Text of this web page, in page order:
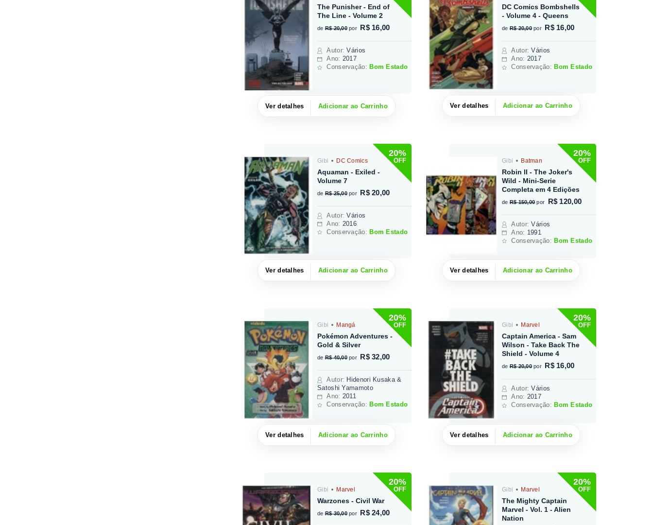
The Punisher - End of
The Line - Volume 2
de R$ 20,00 por R$ 16,00
Autor:Vários
Ano: 2017
Conservação: Bom Estado
Ver detalhes Adicionar ao Carrinho
DC Comics Bombshells
- Volume 4 - Queens
de R$ 20,00 por R$ 16,00
Autor:Vários
Ano: 2017
Conservação: Bom Estado
Ver detalhes Adicionar ao Carrinho
20%
OFF
Gibi DC Comics
Aquaman - Exiled -
Volume 7
de R$ 25,00 por R$ 20,00
Autor:Vários
Ano: 2016
Conservação:Bom Estado
Ver detalhes Adicionar ao Carrinho
20%
OFF
Gibi Batman
Robin II - The Joker's
Wild - Mini-Serie
Completa em 4 Edições
de R$ 150,00 por R$ 120,00
Autor:Vários
Ano: 1991
Conservação:Bom Estado
Ver detalhes Adicionar ao Carrinho
20%
OFF
Gibi Mangá
Pokémon Adventures -
Gold & Silver
de R$ 40,00 por R$ 32,00
Autor: Hidenori Kusaka &
Satoshi Yamamoto
Ano: 2011
Conservação: Bom Estado
Ver detalhes Adicionar ao Carrinho
20%
OFF
Gibi Marvel
Captain America - Sam
Wilson - Take Back The
Shield - Volume 4
de R$ 20,00 por R$ 16,00
Autor:Vários
Ano: 2017
Conservação: Bom Estado
Ver detalhes Adicionar ao Carrinho
20%
OFF
Gibi Marvel
Warzones - Civil War
de R$ 30,00 por R$ 24,00
20%
OFF
Gibi Marvel
The Mighty Captain
Marvel - Vol. 1 - Alien
Nation